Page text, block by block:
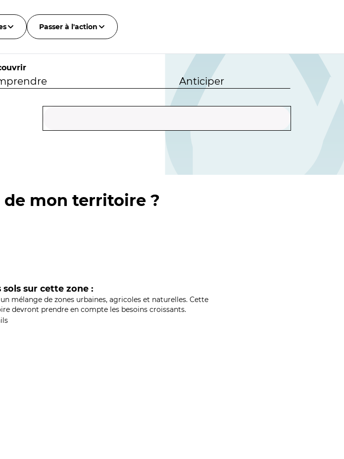
Passer à l'action
Anticiper
mon territoire ?
sur cette zone :
mélange de zones urbaines, agricoles et naturelles. Cette
devront prendre en compte les besoins croissants.